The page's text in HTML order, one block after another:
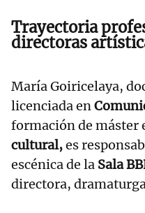
Trayectoria
directoras
María Goiricelaya,
licenciada en
formación de máster
cultural,es
escénica de la Sala
directora,